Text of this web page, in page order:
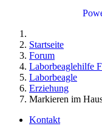
Startseite
Forum
Laborbeaglehilfe
Laborbeagle
Erziehung
Markieren im
Kontakt